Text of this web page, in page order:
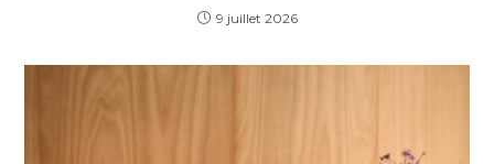
9 juillet 2026